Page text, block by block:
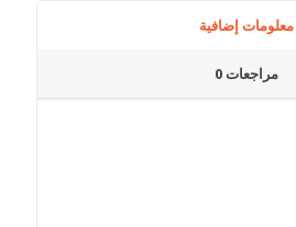
معلومات إضافية
مراجعات 0